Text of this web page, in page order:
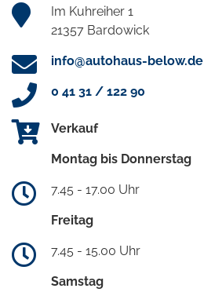
Im Kuhreiher 1
21357 Bardowick
info@autohaus-below.de
0 41 31 / 122 90
Verkauf
Montag bis Donnerstag
7.45 - 17.00 Uhr
Freitag
7.45 - 15.00 Uhr
Samstag